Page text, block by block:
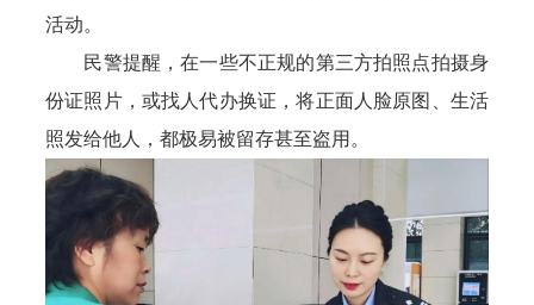
活动。
民警提醒，在一些不正规的第三方拍照点拍摄身
份证照片，或找人代办换证，将正面人脸原图、生活
照发给他人，都极易被留存甚至盗用。